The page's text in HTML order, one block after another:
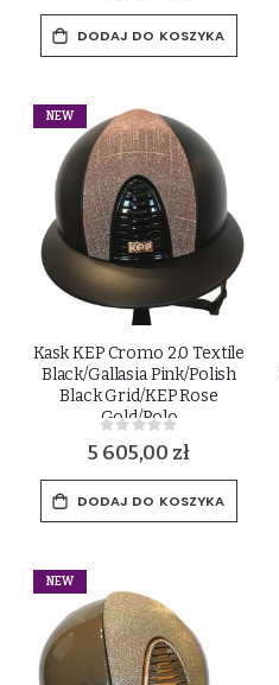
DODAJ DO KOSZYKA
NEW
Kask KEP Cromo 2.0 Textile
Black/Gallasia Pink/Polish
Black Grid/KEP Rose
Gold/Polo
Rating:
0%
5 605,00 zł
DODAJ DO KOSZYKA
NEW